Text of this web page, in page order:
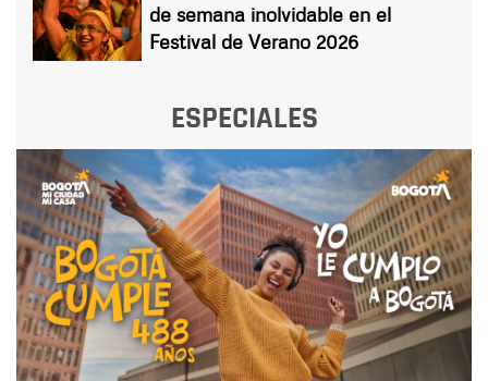
de semana inolvidable en el
Festival de Verano 2026
ESPECIALES